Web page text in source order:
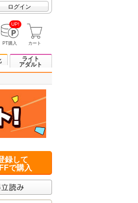
ログイン
UP!
PT購入 カート
ライト
アダルト
録して
で購入